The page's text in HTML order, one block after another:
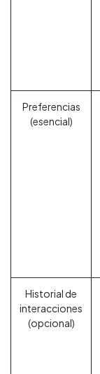
Preferencias
(esencial)
Historial de
interacciones
(opcional)